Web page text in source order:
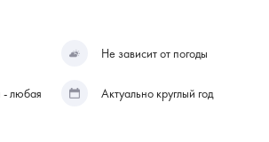
Не зависит от погоды
любая Актуально круглый год